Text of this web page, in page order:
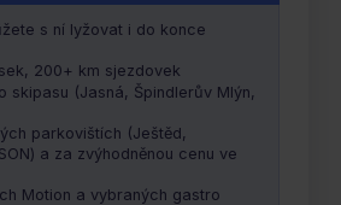
s ní lyžovat i do konce
200+ km sjezdovek
skipasu (Jasná, Špindlerův Mlýn,
parkovištích (Ještěd,
a za zvýhodněnou cenu ve
Motion a vybraných gastro